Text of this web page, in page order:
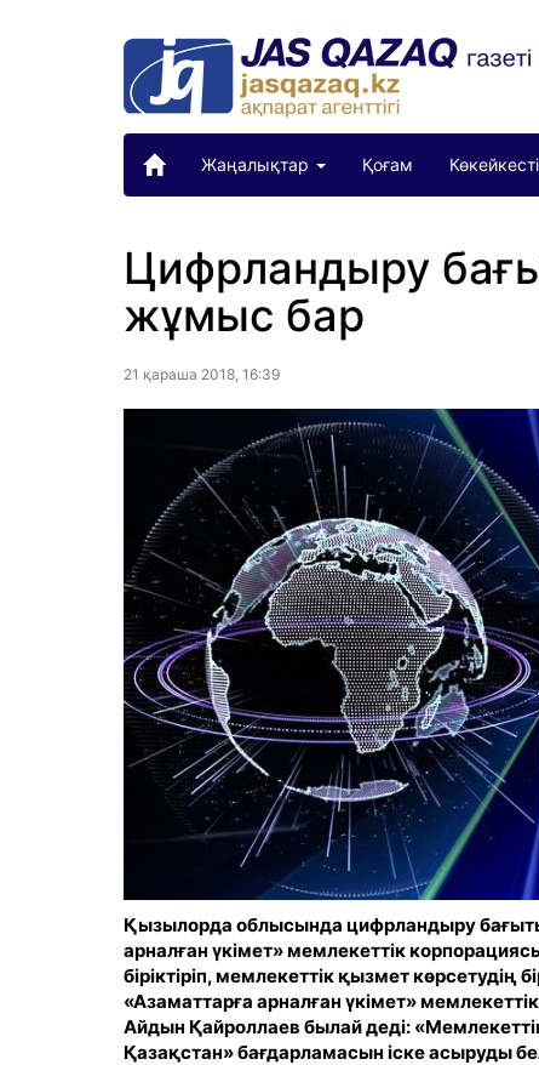
Жаңалықтар Қоғам Көкейкесті
Цифрландыру
жұмыс бар
21 қараша 2018, 16:39
Қызылорда облысында цифрландыру
арналған үкімет» мемлекеттік
біріктіріп, мемлекеттік қызмет
«Азаматтарға арналған үкімет»
Айдын Қайроллаев былай деді:
Қазақстан» бағдарламасын іске асыруды